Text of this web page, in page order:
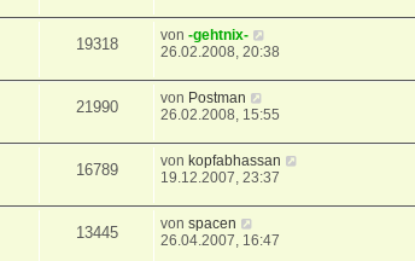
19318 von-gehtnix-
26.02.2008, 20:38
21990 von Postman
26.02.2008, 15:55
16789 von kopfabhassan
19.12.2007, 23:37
13445 vonspacen
26.04.2007, 16:47